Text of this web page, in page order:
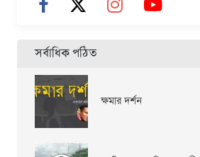
সর্বাধিক পঠিত
ক্ষমার দর্শন